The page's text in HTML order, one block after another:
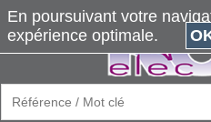
En poursuivant votre
expérience optimale.